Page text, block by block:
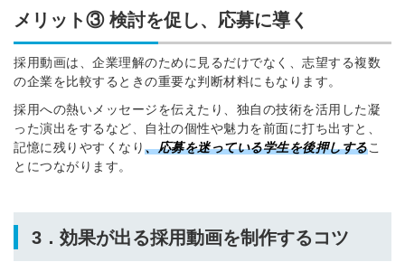
メリット③ 検討を促し、応募に導く
採用動画は、企業理解のために見るだけでなく、志望する複数
の企業を比較するときの重要な判断材料にもなります。
採用への熱いメッセージを伝えたり、独自の技術を活用した凝
った演出をするなど、自社の個性や魅力を前面に打ち出すと、
記憶に残りやすくなり、応募を迷っている学生を後押しするこ
とにつながります。
3．効果が出る採用動画を制作するコツ